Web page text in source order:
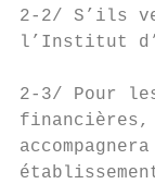
2-2/ S’ils
l’Institut
2-3/ Pour
financières,